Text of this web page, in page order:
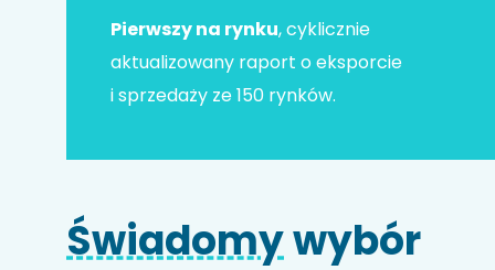
Kod HS
Pierwszy na rynku, cyklicznie
aktualizowany raport o eksporcie
i sprzedaży ze 150 rynków.
Świadomywybór